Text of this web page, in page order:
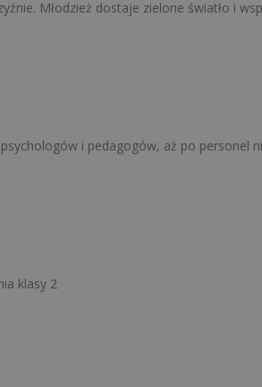
Młodzież dostaje zielone światło i
i pedagogów, aż po personel
klasy 2